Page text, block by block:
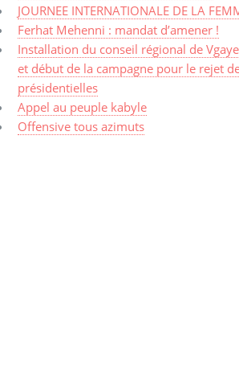
JOURNEE INTERNATIONALE DE LA
Ferhat Mehenni : mandat d’amener !
Installation du conseil régional de
et début de la campagne pour le rejet
présidentielles
Appel au peuple kabyle
Offensive tous azimuts